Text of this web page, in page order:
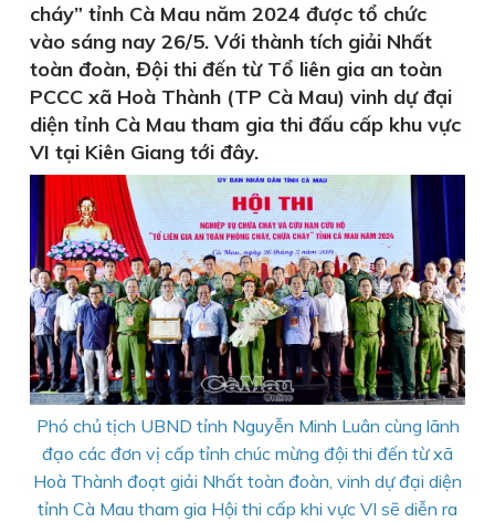
cháy” tỉnh Cà Mau năm 2024 được tổ chức
vào sáng nay 26/5. Với thành tích giải Nhất
toàn đoàn, Đội thi đến từ Tổ liên gia an toàn
PCCC xã Hoà Thành (TP Cà Mau) vinh dự đại
diện tỉnh Cà Mau tham gia thi đấu cấp khu vực
VI tại Kiên Giang tới đây.
Phó chủ tịch UBND tỉnh Nguyễn Minh Luân cùng lãnh
đạo các đơn vị cấp tỉnh chúc mừng đội thi đến từ xã
Hoà Thành đoạt giải Nhất toàn đoàn, vinh dự đại diện
tỉnh Cà Mau tham gia Hội thi cấp khi vực VI sẽ diễn ra